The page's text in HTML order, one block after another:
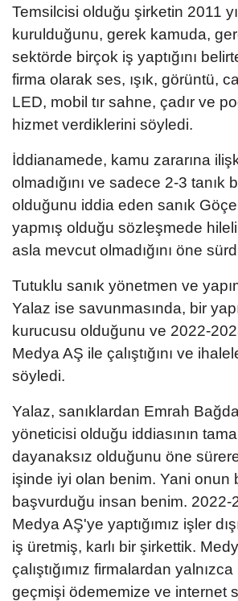
Temsilcisi olduğu şirketin 2011
kurulduğunu, gerek kamuda,
sektörde birçok iş yaptığını
firma olarak ses, ışık, görüntü,
LED, mobil tır sahne, çadır ve
hizmet verdiklerini söyledi.
İddianamede, kamu zararına
olmadığını ve sadece 2-3 tanık
olduğunu iddia eden sanık
yapmış olduğu sözleşmede hileli
asla mevcut olmadığını öne
Tutuklu sanık yönetmen ve
Yalaz ise savunmasında, bir
kurucusu olduğunu ve 2022-
Medya AŞ ile çalıştığını ve
söyledi.
Yalaz, sanıklardan Emrah
yöneticisi olduğu iddiasının
dayanaksız olduğunu öne
işinde iyi olan benim. Yani onun
başvurduğu insan benim. 2022-
Medya AŞ'ye yaptığımız işler
iş üretmiş, karlı bir şirkettik.
çalıştığımız firmalardan
geçmişi ödememize ve internet